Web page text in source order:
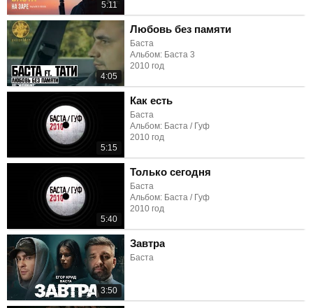
5:11
4:05
Любовь без памяти
Баста
Альбом: Баста 3
2010 год
5:15
Как есть
Баста
Альбом: Баста / Гуф
2010 год
5:40
Только сегодня
Баста
Альбом: Баста / Гуф
2010 год
3:50
Завтра
Баста